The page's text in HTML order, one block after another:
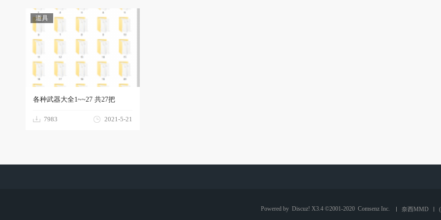
道具
各种武器大全1~~27 共27把
7983 2021-5-21
Powered by Discuz! X3.4 ©2001-2020 Comsenz Inc. 奈西MMD (